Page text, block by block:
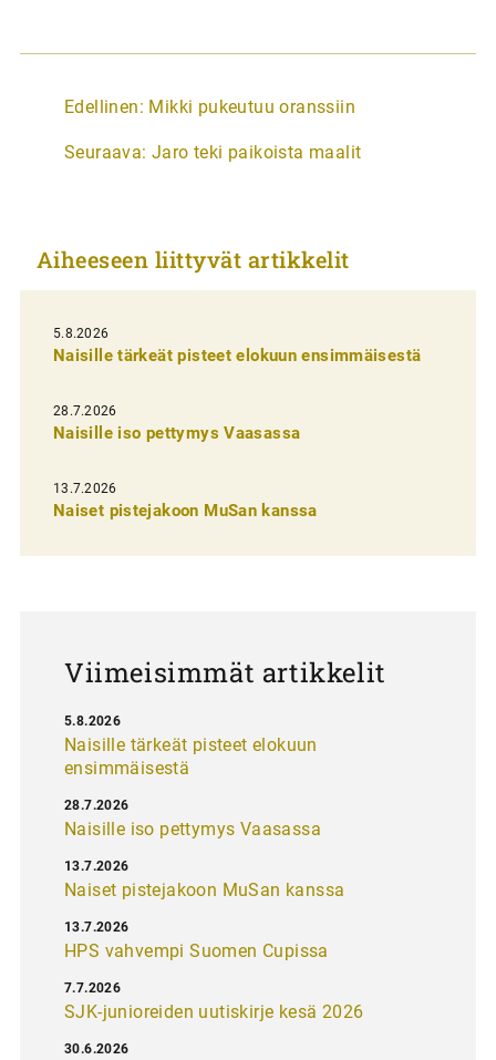
A
t
k
e
l
i
e
n
e
Edellinen: Mikki pukeutuu oranssiin
Seuraava: Jaro teki paikoista maalit
Aiheeseen liittyvät artikkelit
5.8.2026
Naisille tärkeät pisteet elokuun ensimmäisestä
28.7.2026
Naisille iso pettymys Vaasassa
13.7.2026
Naiset pistejakoon MuSan kanssa
Viimeisimmät artikkelit
Naisille tärkeät pisteet elokuun
ensimmäisestä
5.8.2026
Naisille iso pettymys Vaasassa
28.7.2026
Naiset pistejakoon MuSan kanssa
13.7.2026
HPS vahvempi Suomen Cupissa
13.7.2026
SJK-junioreiden uutiskirje kesä 2026
7.7.2026
30.6.2026